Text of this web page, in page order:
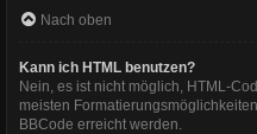
Nach oben
Kann ich HTML benutzen?
Nein, es ist nicht möglich, HTML-
meisten
BBCode erreicht werden.